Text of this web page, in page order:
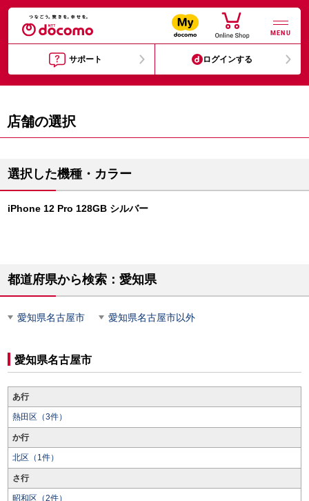
MENU
サポート ログインする
店舗の選択
選択した機種・カラー
iPhone 12 Pro 128GB シルバー
都道府県から検索：愛知県
愛知県名古屋市 愛知県名古屋市以外
愛知県名古屋市
あ行
熱田区（3件）
か行
北区（1件）
さ行
昭和区（2件）